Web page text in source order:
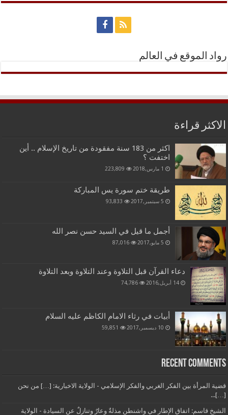
رواد الموقع في العالم
الاكثر قراءة
اكثر من 183 سنة مفقودة من تاريخ الإسلام .. أين
اختفت ؟
1 مارس,2018 223,809
طريقة ختم سورة يس المباركة
5 سبتمبر,2017 93,833
أجمل ما قيل في السيد حسن نصر الله
5 مايو,2017 87,016
دعاء القرآن قبل التلاوة وعند التلاوة وبعد التلاوة
14 أبريل,2016 74,786
أبيات في رثاء الامام الكاظم عليه السلام
10 ديسمبر,2017 59,851
Recent Comments
قضية المرأة بين الفكر الغربي والفكر الإسلامي - الولاية الاخبارية: […] من نحن
[…]...
الشيخ قاسم: اتفاق الإطار في واشنطن مذلةٌ وعارٌ وتنازلٌ عن السيادة - الولاية